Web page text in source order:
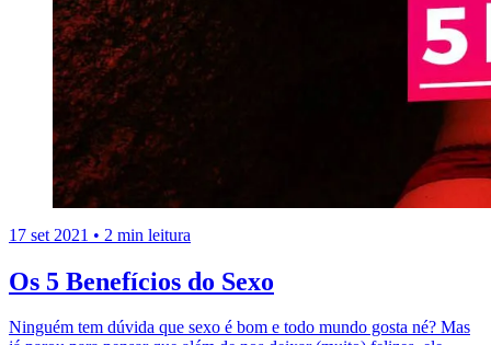
17 set 2021 • 2 min leitura
Os 5 Benefícios do Sexo
Ninguém tem dúvida que sexo é bom e todo mundo gosta né? Mas